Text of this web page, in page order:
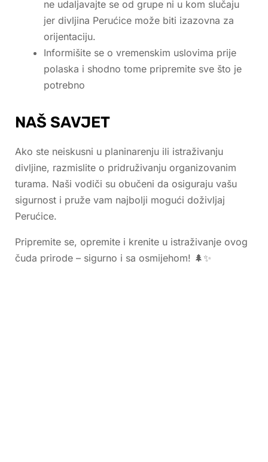
ne udaljavajte se od grupe ni u kom slučaju
jer divljina Perućice može biti izazovna za
orijentaciju.
Informišite se o vremenskim uslovima prije
polaska i shodno tome pripremite sve što je
potrebno
NAŠ SAVJET
Ako ste neiskusni u planinarenju ili istraživanju
divljine, razmislite o pridruživanju organizovanim
turama. Naši vodiči su obučeni da osiguraju vašu
sigurnost i pruže vam najbolji mogući doživljaj
Perućice.
Pripremite se, opremite i krenite u istraživanje ovog
čuda prirode – sigurno i sa osmijehom! 🌲✨